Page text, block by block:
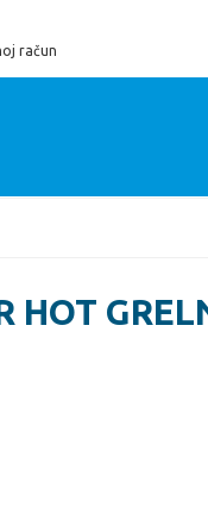
račun
HOT